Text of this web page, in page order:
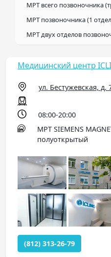
МРТ всего позвоночника
МРТ позвоночника (1
МРТ двух отделов
Медицинский центр
ул. Бестужевская, д.
08:00-20:00
МРТ SIEMENS
полуоткрытый
(812) 313-26-79